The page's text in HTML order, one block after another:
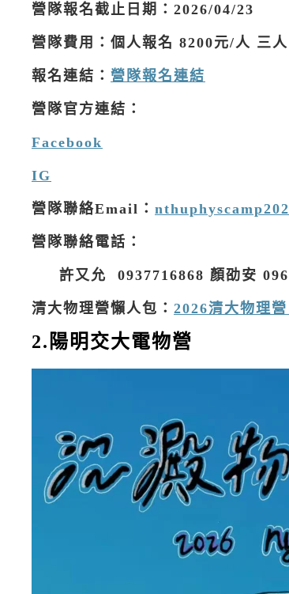
營隊報名截止日期：2026/04/23
營隊費用：個人報名 8200元/人 三
報名連結： 營隊報名連結
營隊官方連結：
Facebook
IG
營隊聯絡Email：
營隊聯絡電話：
許又允 0937716868 顏劭安
清大物理營懶人包： 2026清大物理
2.陽明交大電物營